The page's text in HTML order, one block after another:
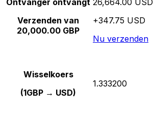
Verzenden van
20,000.00 GBP
+347.75 USD
Nu verzenden
Wisselkoers
(1GBP → USD)
1.333200